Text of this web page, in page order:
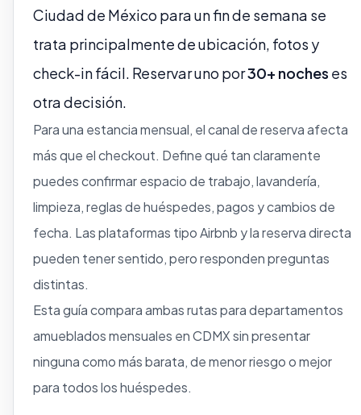
Ciudad de México para un fin de semana se
trata principalmente de ubicación, fotos y
check-in fácil. Reservar uno por30+ noches es
otra decisión.
Para una estancia mensual, el canal de reserva afecta
más que el checkout. Define qué tan claramente
puedes confirmar espacio de trabajo, lavandería,
limpieza, reglas de huéspedes, pagos y cambios de
fecha. Las plataformas tipo Airbnb y la reserva directa
pueden tener sentido, pero responden preguntas
distintas.
Esta guía compara ambas rutas para departamentos
amueblados mensuales en CDMX sin presentar
ninguna como más barata, de menor riesgo o mejor
para todos los huéspedes.